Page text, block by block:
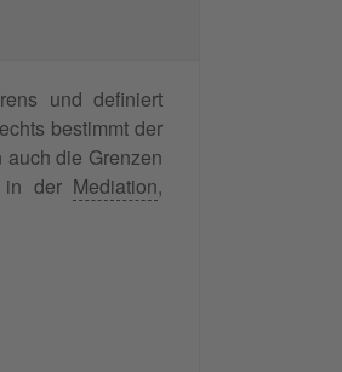
und definiert
bestimmt der
die Grenzen
in der Mediation,